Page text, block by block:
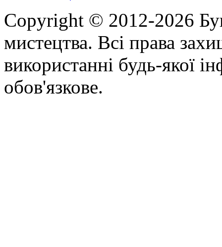
Copyright © 2012-2026
мистецтва. Всі права
використанні будь-якої
обов'язкове.